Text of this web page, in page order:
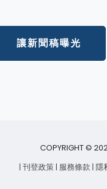
讓新聞稿曝光
COPYRIGHT ©
| 刊登政策| 服務條款 | 隱